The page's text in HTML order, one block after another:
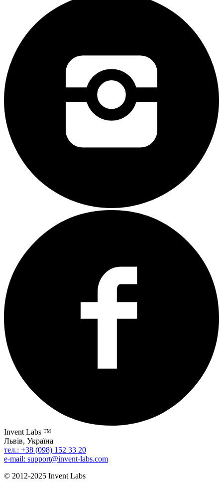
Invent Labs ™
Львів, Україна
тел.: +38 (098) 152 33 20
e-mail: support@invent-labs.com
© 2012-2025 Invent Labs